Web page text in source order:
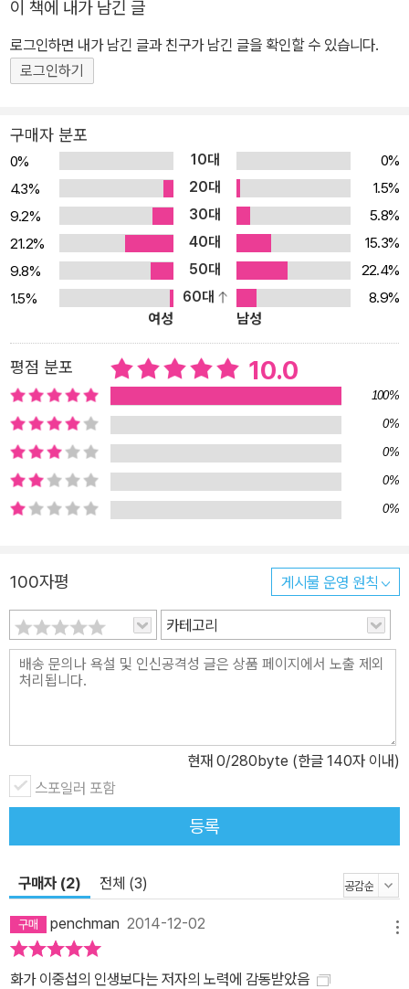
고 싶다면 우리는 이 한 권의 책을 펼쳐야 한다. 그 속에 지금껏 감춰
진 이중섭 생애의 실체와 그의 예술 세계가 고스란히 담겨 있다. 이중
섭에 관한 명실상부한 정전의 탄생, 우리 미술사 연구의 새로운 이정
만난 저자 최열은 세월이 흘러 우리 미술사를 연구하는 학인으로 살
면서 이중섭을 늘 마음 한켠에 두고 살았다. 불분명한 것들 투성이인
우리 미술사 연구의 한복판에서 다른 무엇이 아닌 문헌과 기록 그리
고 남아 있는 작품만을 바탕으로 그 실체를 밝히는 데 주력하는 대표
적인 연구자인 그는 언젠가 이중섭에 관한 기록을 완성하겠노라는 마
음으로 오랜 세월 동안 그에 관한 자료를 모으고, 섭렵했고, 흩어진 퍼
즐을 짜맞췄다. 그렇게 만난 이중섭에 관한 주요 문헌은 약 500여 종
에 이르고, 그는 그 모든 기록을 총망라하여 앞뒤의 모순과 맥락의 불
일치를 파악하기 위해 노력했다. 또한 정확한 기록을 선별하되 그것
에 대한 감상적인 추측과 불확실한 과장은 극도로 경계했다. 이러한
그의 치밀한 노력은 이중섭 생애 전반을 복원하는 것에서 나아가 그
동안 이중섭에 관해 이야기할 때 빠지지 않고 등장하던 숱한 에피소
드의 진실이 무엇인지까지를 밝혀내는 데 기여했다. 그는 이 모든 것
을 참고문헌의 리스트로만 수록하는 대신 해당 문헌과 기록의 구체적
인 출처 정보를 약 70여 페이지의 빼곡한 주(註)로 밝혔다. 또한 약
500여 종의 문헌 가운데 시와 소설, 희곡 작품이나 아동 및 청소년을
있게 하였다. 한 사람을 이해하는 것은 그가 살았던 시대와 지역에 대
한 이해 없이는 불완전하다. 때문에 저자 최열은 이중섭이 어릴 때 자
라고, 유랑하듯 지냈던 도시의 당시 문화계 지형을 살피는 것 역시 소
홀히 하지 않았다. 그가 세심하게 살핀, 이중섭의 족적과 씨줄과 날줄
처럼 엮인 이중섭이 머물렀던 도시들의 문화계 풍경은 한 사람의 예
어떠한 지형을 구축하고 있었는지에 관한 보고서로서 기능할 뿐만 아
니라 이중섭이라는 사람의 생애를 좀더 다층적으로 이해할 수 있는
근거를 제공해준다. 한 연구자의 집요하고 치열한 노력을 바탕으로
탄생한 이 책은 그러므로 이후 이중섭 연구의 새로운 기준점이 되는
것은 물론, 이중섭에 관한 명실상부한 정전(正典)이자, 나아가 우리
진실이 교차된 이중섭 생애의 정확하고 거의 완전한 복원 1916년에
태어나 1956년에 세상을 떠나기까지, 약 마흔의 생애를 살았던 이중
섭은 동시대를 함께 했던 수많은 이들의 기억 속에 한동안 선명하게
살아 있었다. 그 기억들은 수많은 기록으로 남아 그의 생을 증거하는
이 책에 내가 남긴 글
로그인하면 내가 남긴 글과 친구가 남긴 글을 확인할 수 있습니다.
로그인하기
구매자 분포
0% 10대
0%
4.3%
20대
1.5%
9.2%
30대
5.8%
21.2%
40대
15.3%
9.8%
50대
22.4%
1.5%
60대
8.9%
여성
남성
평점 분포 10.0
100%
0%
0%
0%
0%
100자평 게시물 운영 원칙
카테고리
현재 0/280byte (한글 140자 이내)
스포일러 포함
등록
구매자 (2) 전체 (3)
penchman 2014-12-02
화가 이중섭의 인생보다는 저자의 노력에 감동받았음